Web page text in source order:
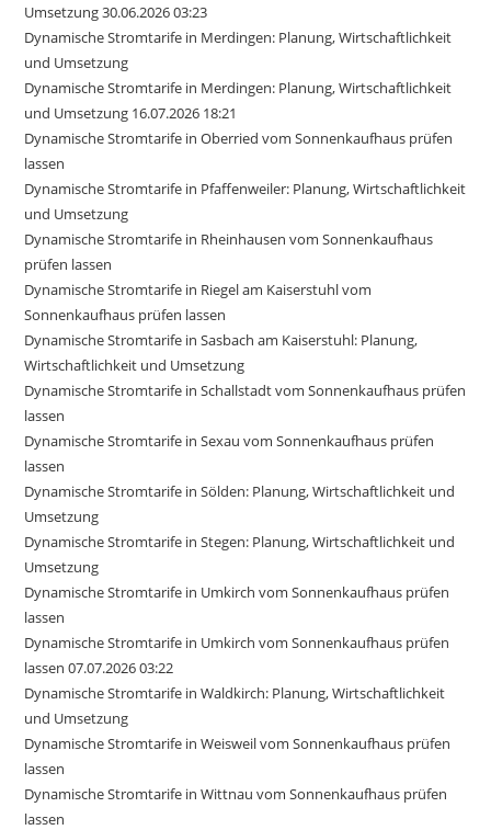
Umsetzung 30.06.2026 03:23
Dynamische Stromtarife in Merdingen: Planung, Wirtschaftlichkeit
und Umsetzung
Dynamische Stromtarife in Merdingen: Planung, Wirtschaftlichkeit
und Umsetzung 16.07.2026 18:21
Dynamische Stromtarife in Oberried vom Sonnenkaufhaus prüfen
lassen
Dynamische Stromtarife in Pfaffenweiler: Planung, Wirtschaftlichkeit
und Umsetzung
Dynamische Stromtarife in Rheinhausen vom Sonnenkaufhaus
prüfen lassen
Dynamische Stromtarife in Riegel am Kaiserstuhl vom
Sonnenkaufhaus prüfen lassen
Dynamische Stromtarife in Sasbach am Kaiserstuhl: Planung,
Wirtschaftlichkeit und Umsetzung
Dynamische Stromtarife in Schallstadt vom Sonnenkaufhaus prüfen
lassen
Dynamische Stromtarife in Sexau vom Sonnenkaufhaus prüfen
lassen
Dynamische Stromtarife in Sölden: Planung, Wirtschaftlichkeit und
Umsetzung
Dynamische Stromtarife in Stegen: Planung, Wirtschaftlichkeit und
Umsetzung
Dynamische Stromtarife in Umkirch vom Sonnenkaufhaus prüfen
lassen
Dynamische Stromtarife in Umkirch vom Sonnenkaufhaus prüfen
lassen 07.07.2026 03:22
Dynamische Stromtarife in Waldkirch: Planung, Wirtschaftlichkeit
und Umsetzung
Dynamische Stromtarife in Weisweil vom Sonnenkaufhaus prüfen
lassen
Dynamische Stromtarife in Wittnau vom Sonnenkaufhaus prüfen
lassen